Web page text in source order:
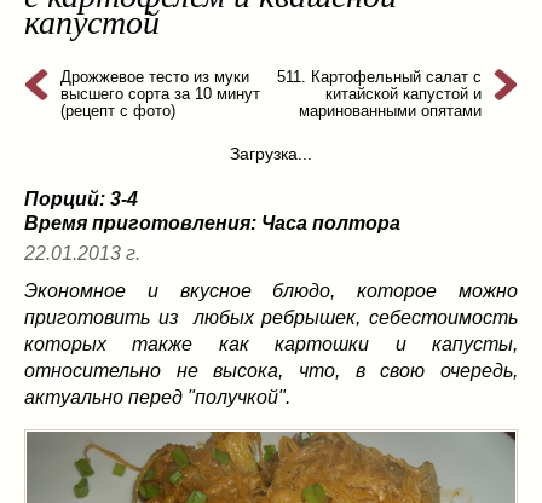
из слоеного теста
ни то, ни се(3)
рецепты для пароварки
супы(99)
борщ
свекольник
(2)
суп с фрикадельками(8)
суп-пюре(10)
холодные супы(22)
тушеное(42)
Вкусные враги фигуры…(44)
капустой
Дрожжевое тесто из муки
высшего сорта за 10 минут
(рецепт с фото)
511. Картофельный салат с
китайской капустой и
маринованными опятами
Загрузка...
Порций: 3-4
Время приготовления: Часа полтора
22.01.2013 г.
Экономное и вкусное блюдо, которое можно
приготовить из любых ребрышек, себестоимость
которых также как картошки и капусты,
относительно не высока, что, в свою очередь,
актуально перед "получкой".